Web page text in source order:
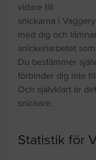
vidare till
snickarna i
med dig och
snickeriarbetet
Du bestämmer
förbinder dig inte
Och självklart är
snickare.
Statistik för